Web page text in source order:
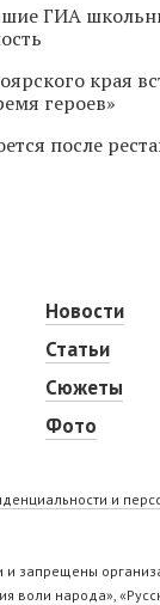
ГИА
края
героев»
после
Новости
Статьи
Сюжеты
Фото
и
и запрещены
воли народа»,